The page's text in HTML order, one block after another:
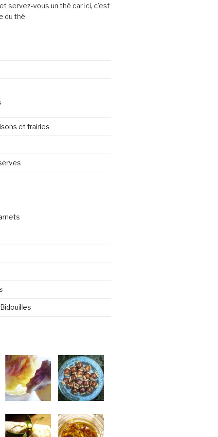
servez-vous un thé car ici, c'est
du thé
et frairies